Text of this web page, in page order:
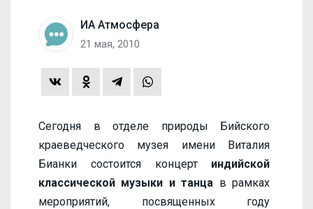
ИА Атмосфера
21 мая, 2010
Сегодня в отделе природы Бийского
краеведческого музея имени Виталия
Бианки состоится концерт индийской
классической музыки и танца в рамках
мероприятий, посвященных году